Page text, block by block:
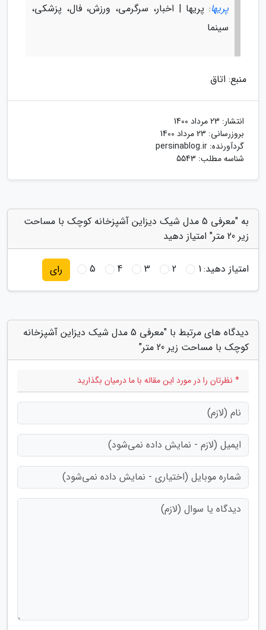
پریها: پریها | اخبار، سرگرمی، ورزش، فال، پزشکی،
سینما
منبع: اتاق
انتشار: 23 مرداد 1400
بروزرسانی: 23 مرداد 1400
گردآورنده: persinablog.ir
شناسه مطلب: 5543
به "معرفی 5 مدل شیک دیزاین آشپزخانه کوچک با مساحت
زیر 20 متر" امتیاز دهید
امتیاز دهید:1
2
3
4
5 رای
دیدگاه های مرتبط با "معرفی 5 مدل شیک دیزاین آشپزخانه
کوچک با مساحت زیر 20 متر"
* نظرتان را در مورد این مقاله با ما درمیان بگذارید